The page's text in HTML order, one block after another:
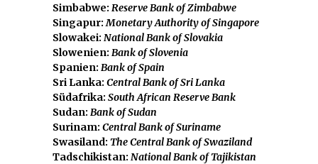
Simbabwe: Reserve Bank of Zimbabwe
Singapur:Monetary Authority of Singapore
Slowakei: National Bank of Slovakia
Slowenien: Bank of Slovenia
Spanien: Bank of Spain
Sri Lanka: Central Bank of Sri Lanka
Südafrika: South African Reserve Bank
Sudan: Bank of Sudan
Surinam: Central Bank of Suriname
Swasiland: The Central Bank of Swaziland
Tadschikistan: National Bank of Tajikistan